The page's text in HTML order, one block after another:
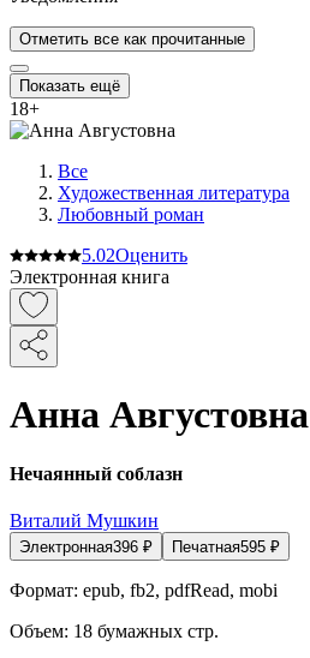
Отметить все как прочитанные
Показать ещё
18+
Все
Художественная литература
Любовный роман
5.02Оценить
Электронная книга
Анна Августовна
Нечаянный соблазн
Виталий Мушкин
Электронная396 ₽ Печатная595 ₽
Формат: epub, fb2, pdfRead, mobi
Объем: 18 бумажных стр.